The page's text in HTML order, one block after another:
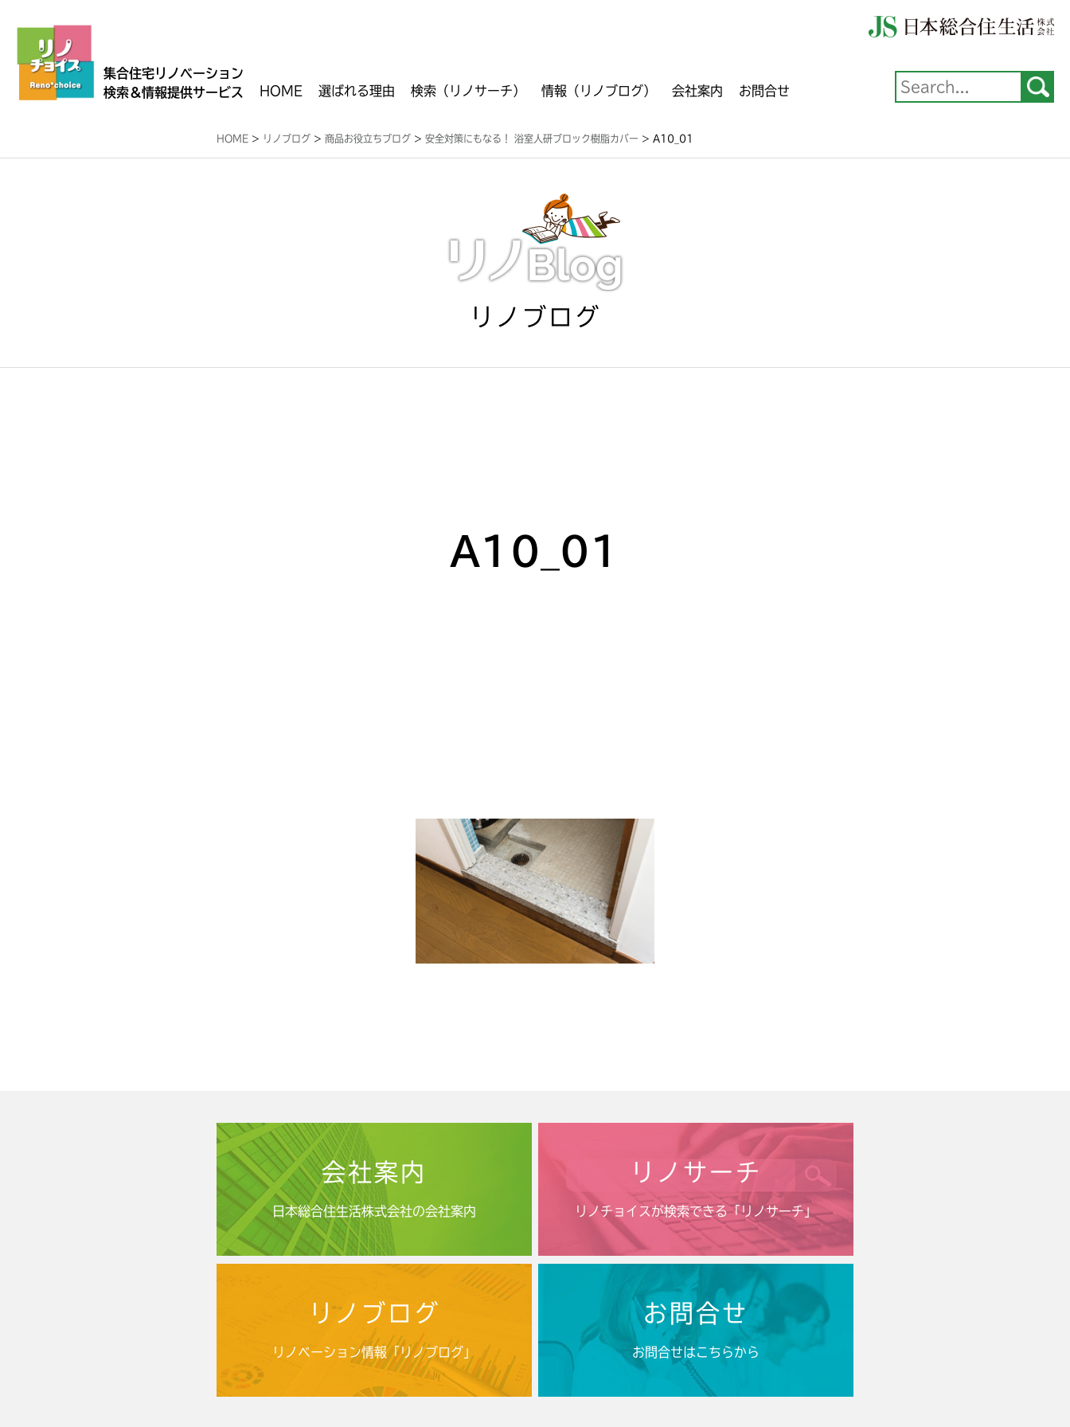
集合住宅リノベーション
検索＆情報提供サービス
HOME 選ばれる理由 検索（リノサーチ）
ご利用方法
フリーワード検索
VR検索
工事箇所別検索
商品別検索
資料ダウンロード
情報（リノブログ） 会社案内 お問合せ
HOME > リノブログ > 商品お役立ちブログ > 安全対策にもなる！ 浴室人研ブロック樹脂カバー > A10_01
リノブログ
A10_01
会社案内
日本総合住生活株式会社の会社案内
リノサーチ
リノチョイスが検索できる「リノサーチ」
リノブログ
リノベーション情報「リノブログ」
お問合せ
お問合せはこちらから